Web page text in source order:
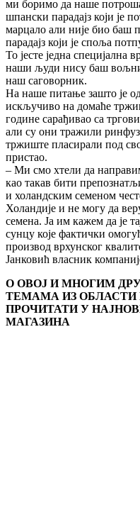
ми боримо да наше
шпански парадајз који је
марцало али није био баш
парадајз који је споља
То јесте једна специјална
наши људи нису баш вољни
наш саговорник.
На наше питање зашто је
искључиво на домаће
године сарађивао са
али су они тражили
тржиште пласирали под
пристао.
– Ми смо хтели да
као такав бити
и холандским семеном
Холандије и не могу да
семена. Ја им кажем да је
сунцу које фактички
производ врхунског
Јанковић власник
О ОВОЈ И МНОГИМ
ТЕМАМА ИЗ
ПРОЧИТАТИ У
МАГАЗИНА